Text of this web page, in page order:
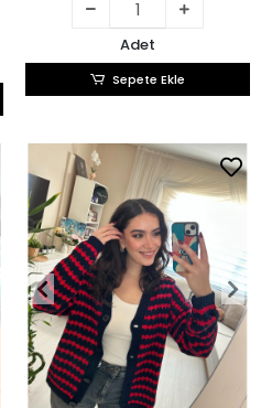
Adet
Sepete Ekle